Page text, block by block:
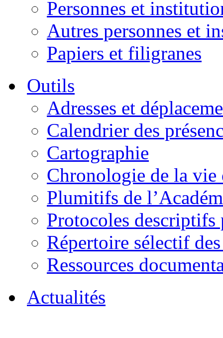
Personnes et
Autres personnes et
Papiers et filigranes
Outils
Adresses et
Calendrier des
Cartographie
Chronologie de la vie
Plumitifs de
Protocoles descriptifs
Répertoire sélectif
Ressources
Actualités